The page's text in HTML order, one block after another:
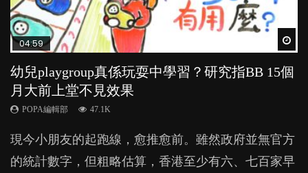
04:59
幼兒playgroup真係玩耍中學習？研究指BB 15個
月大前上堂不見效果
POPA編輯部 47.1K
現今小朋友的起跑線，愈推愈前。雖然政府並無官方
的統計數字，但粗略估算，香港至少有六、七百家早
03:39
幼稚園遊戲課 如何刺激幼兒自發學習取代獎勵
與懲罰？
POPA編輯部 33.1K
由美國學者所創的 tools of the mind 課程，學生以遊
戲方式學習，學術能力和自制能力亦明顯比其他小朋
04:06
全職好？在職好？｜全職媽媽與在職媽媽的壓
力與價值
POPA編輯部 25.8K
許多媽媽心底可能都有一刻掙扎過：究竟全職好，還
是在職好。雖說每個家庭都有自己的獨特狀況和考慮
03:02
老公患產後憂鬱症對BB的影響
POPA編輯部 15.9K
鬱，影響日常生活，嚴重的甚至會有自殺，或傷害小
朋友的念頭。但為何爸爸患上產後抑鬱往往難以察
04:18
凡事以BB為中心，就係好爸媽？｜別忽視父母
的身心虛耗
POPA編輯部 31.5K
父母日夜無間、身心俱疲地照顧BB，如何做到正向
教養？部份父母更會為了小朋友放棄自己的嗜好、減